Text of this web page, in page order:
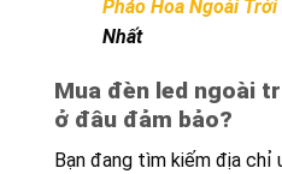
Pháo Hoa Ngoài Trời
Nhất
Mua đèn led ngoài
ở đâu đảm bảo?
Bạn đang tìm kiếm địa chỉ